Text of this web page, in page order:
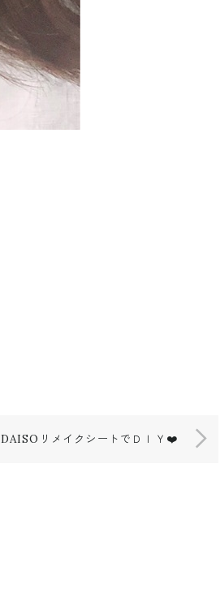
DAISOリメイクシートでＤＩＹ❤️